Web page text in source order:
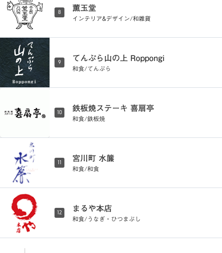
8
薫玉堂
インテリア&デザイン/和雑貨
9
てんぷら山の上 Roppongi
和食/てんぷら
10
鉄板焼ステーキ 喜扇亭
和食/鉄板焼
11
宮川町 水簾
和食/和食
12
まるや本店
和食/うなぎ・ひつまぶし